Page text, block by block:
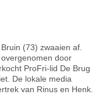
(73) zwaaien af.
door
ProFri-lid De Brug
De lokale media
van Rinus en Henk.